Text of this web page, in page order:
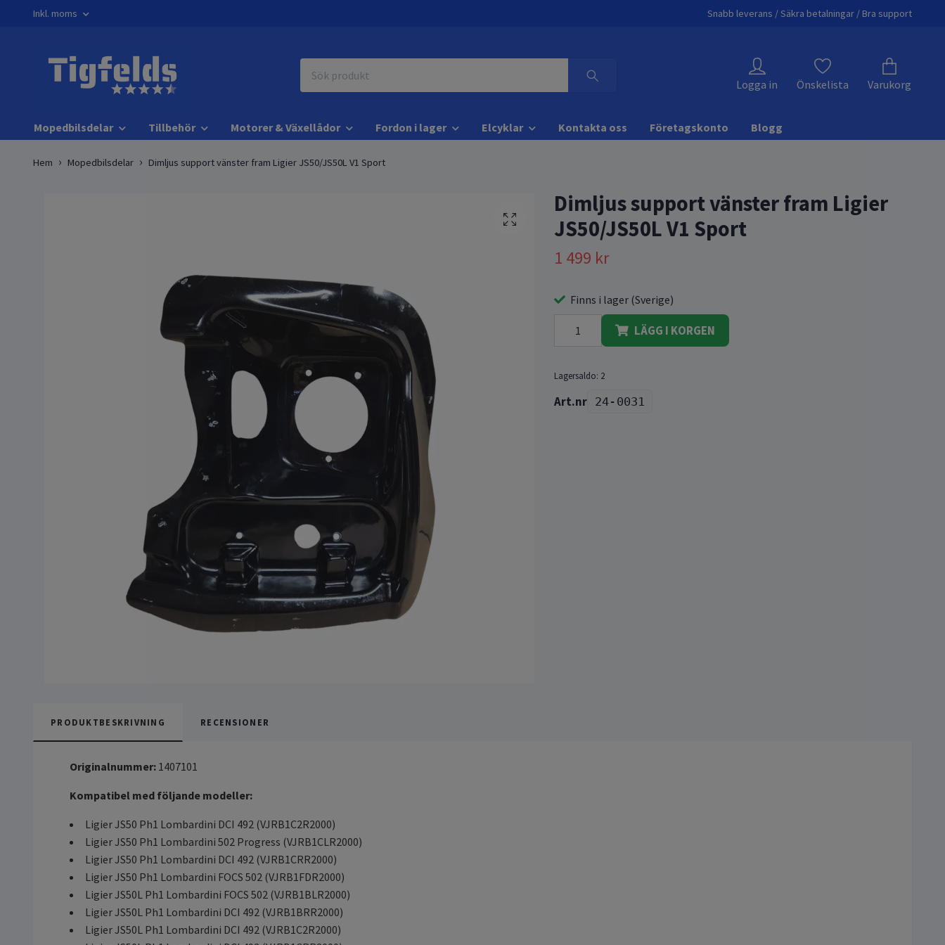
Inkl. moms Snabb leverans / Säkra betalningar / Bra support
Logga in Önskelista Varukorg
Mopedbilsdelar Tillbehör Motorer & Växellådor Fordon i lager Elcyklar Kontakta oss Företagskonto Blogg
Hem Mopedbilsdelar Dimljus support vänster fram Ligier JS50/JS50L V1 Sport
Dimljus support vänster fram Ligier
JS50/JS50L V1 Sport
1 499 kr
Finns i lager (Sverige)
LÄGG I KORGEN
Lagersaldo: 2
24-0031
PRODUKTBESKRIVNING RECENSIONER
Originalnummer: 1407101
Kompatibel med följande modeller:
Ligier JS50 Ph1 Lombardini DCI 492 (VJRB1C2R2000)
Ligier JS50 Ph1 Lombardini 502 Progress (VJRB1CLR2000)
Ligier JS50 Ph1 Lombardini DCI 492 (VJRB1CRR2000)
Ligier JS50 Ph1 Lombardini FOCS 502 (VJRB1FDR2000)
Ligier JS50L Ph1 Lombardini FOCS 502 (VJRB1BLR2000)
Ligier JS50L Ph1 Lombardini DCI 492 (VJRB1BRR2000)
Ligier JS50L Ph1 Lombardini DCI 492 (VJRB1C2R2000)